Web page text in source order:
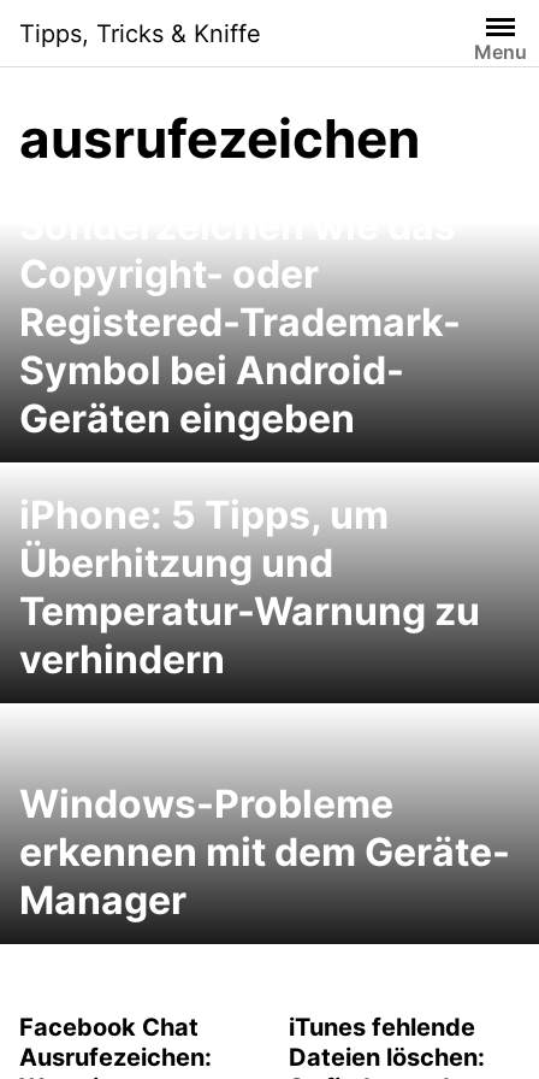
content
Tipps, Tricks & Kniffe
Menu
ausrufezeichen
Copyright- oder
Registered-Trademark-
Symbol bei Android-
Geräten eingeben
iPhone: 5 Tipps, um
Überhitzung und
Temperatur-Warnung zu
verhindern
Windows-Probleme
erkennen mit dem Geräte-
Manager
Facebook Chat
Ausrufezeichen:
iTunes fehlende
Dateien löschen: